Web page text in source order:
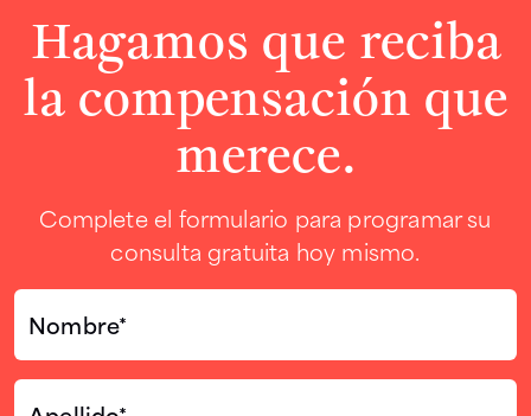
Hagamos que reciba
la compensación que
merece.
Complete el formulario para programar su
consulta gratuita hoy mismo.
Nombre*
(Required)
Apellido*